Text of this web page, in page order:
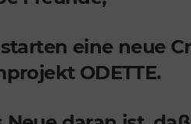
eine neue
ODETTE.